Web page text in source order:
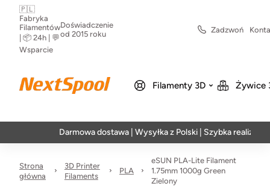
🇵🇱
Fabryka
Filamentów
| 📦 24h | 💬
Wsparcie
Doświadczenie
od 2015 roku
Zadzwoń
Filamenty 3D Żywice
Darmowa dostawa | Wysyłka z Polski | Szybka realizacja w 24h
Strona
główna
3D Printer
Filaments
PLA
eSUN PLA-Lite Filament
1.75mm 1000g Green
Zielony